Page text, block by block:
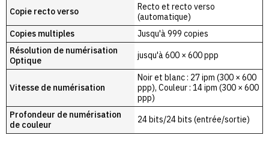
Copie recto verso
Recto et recto verso
(automatique)
Copies multiples
Jusqu'à 999 copies
Résolution de numérisation
Optique
jusqu'à 600 × 600 ppp
Vitesse de numérisation
Noir et blanc : 27 ipm (300 × 600
ppp), Couleur : 14 ipm (300 × 600
ppp)
Profondeur de numérisation
de couleur
24 bits/24 bits (entrée/sortie)